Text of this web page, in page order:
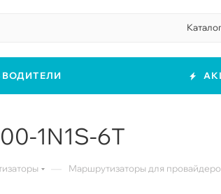
1N1S-6T
Маршрутизаторы для